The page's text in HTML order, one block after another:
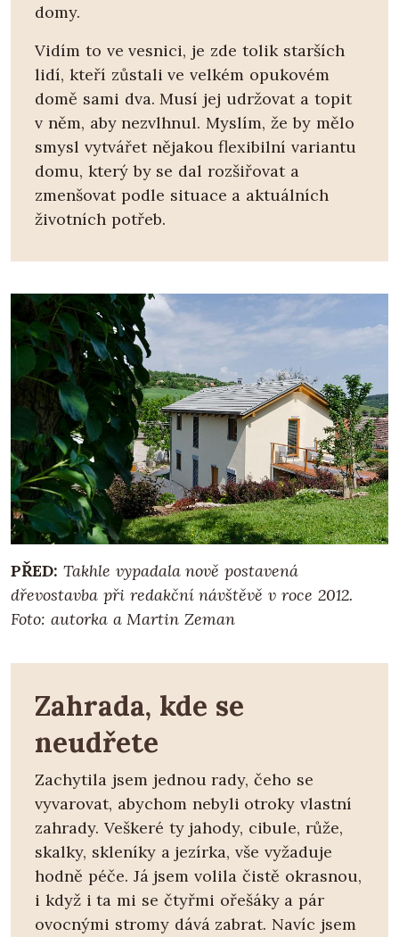
domy.
Vidím to ve vesnici, je zde tolik starších
lidí, kteří zůstali ve velkém opukovém
domě sami dva. Musí jej udržovat a topit
v něm, aby nezvlhnul. Myslím, že by mělo
smysl vytvářet nějakou flexibilní variantu
domu, který by se dal rozšiřovat a
zmenšovat podle situace a aktuálních
životních potřeb.
PŘED: Takhle vypadala nově postavená
dřevostavba při redakční návštěvě v roce 2012.
Foto: autorka a Martin Zeman
Zahrada, kde se
neudřete
Zachytila jsem jednou rady, čeho se
vyvarovat, abychom nebyli otroky vlastní
zahrady. Veškeré ty jahody, cibule, růže,
skalky, skleníky a jezírka, vše vyžaduje
hodně péče. Já jsem volila čistě okrasnou,
i když i ta mi se čtyřmi ořešáky a pár
ovocnými stromy dává zabrat. Navíc jsem